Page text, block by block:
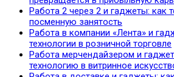
Работа 2 через 2 и гаджеты: как
посменную занятость
Работа в компании «Лента» и
технологии в розничной торговле
Работа мерчендайзером и
технологию в витринное